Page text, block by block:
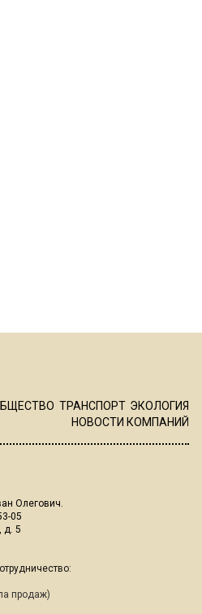
ТРАНСПОРТ ЭКОЛОГИЯ
НОВОСТИ КОМПАНИЙ
Олегович.
05
д. 5
продаж)